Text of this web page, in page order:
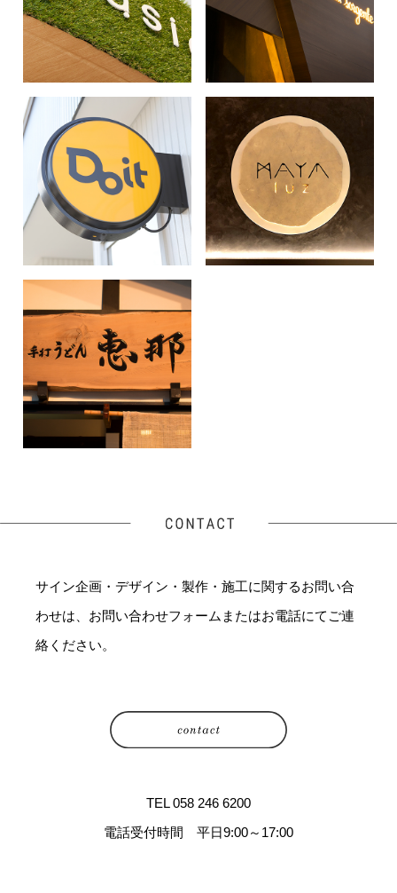
サイン企画・デザイン・製作・施工に関するお問い合
わせは、お問い合わせフォームまたはお電話にてご連
絡ください。
TEL 058 246 6200
電話受付時間 平日9:00～17:00